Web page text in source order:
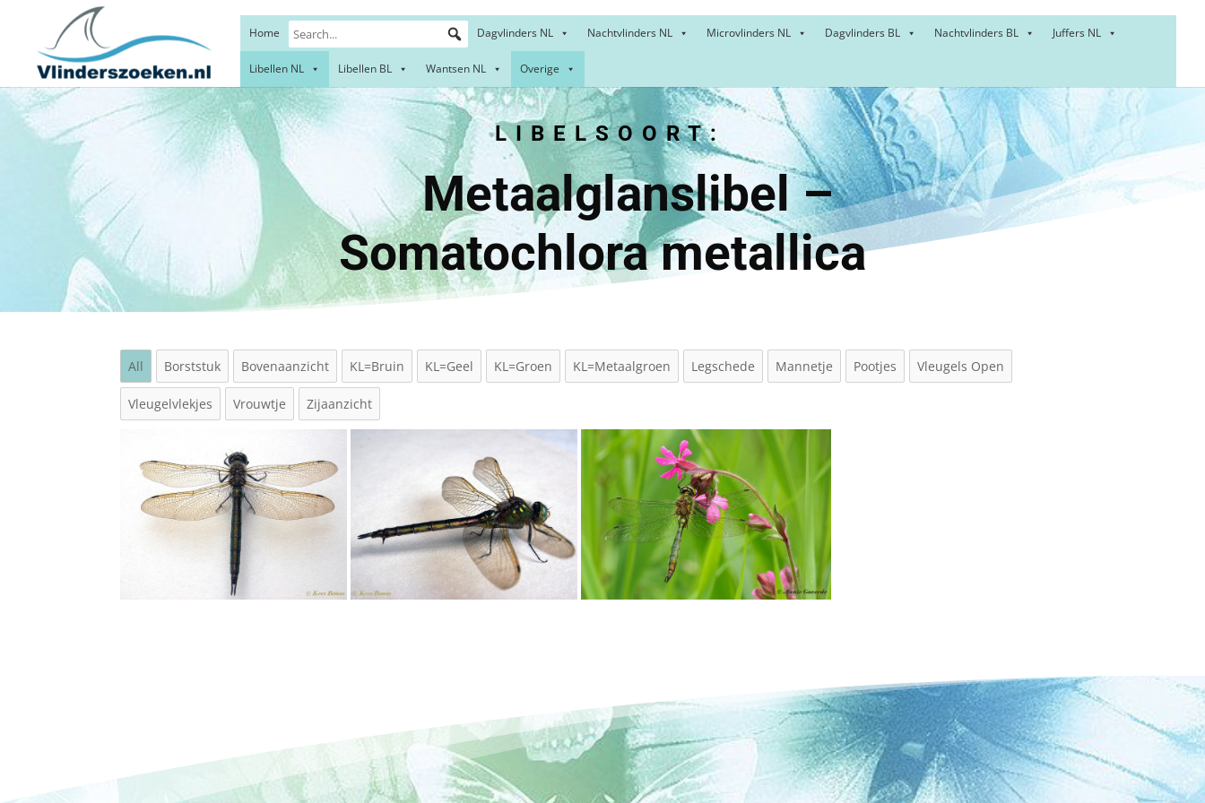
Home Dagvlinders NL Nachtvlinders NL Microvlinders NL Dagvlinders BL Nachtvlinders BL Juffers NL
Libellen NL Libellen BL Wantsen NL Overige
LIBELSOORT:
Metaalglanslibel –
Somatochlora metallica
All Borststuk Bovenaanzicht KL=Bruin KL=Geel KL=Groen KL=Metaalgroen Legschede Mannetje Pootjes Vleugels Open
Vleugelvlekjes Vrouwtje Zijaanzicht